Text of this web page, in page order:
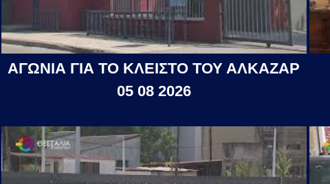
ΑΓΩΝΙΑ ΓΙΑ ΤΟ ΚΛΕΙΣΤΟ ΤΟΥ ΑΛΚΑΖΑΡ
05 08 2026